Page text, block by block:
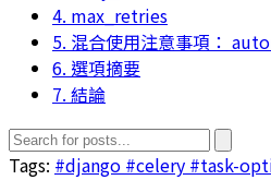
4. max_retries
5. 混合使用注意事項：
6. 選項摘要
7. 結論
Tags: #django #celery #task-